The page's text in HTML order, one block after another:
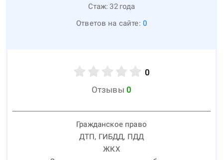
Стаж: 32 года
Ответов на сайте: 0
0
Отзывы 0
Гражданское право
ДТП, ГИБДД, ПДД
ЖКХ